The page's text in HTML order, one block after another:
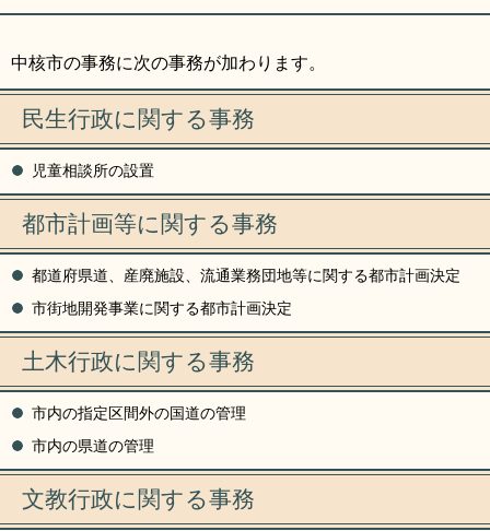
中核市の事務に次の事務が加わります。
民生行政に関する事務
児童相談所の設置
都市計画等に関する事務
都道府県道、産廃施設、流通業務団地等に関する都市計画決定
市街地開発事業に関する都市計画決定
土木行政に関する事務
市内の指定区間外の国道の管理
市内の県道の管理
文教行政に関する事務